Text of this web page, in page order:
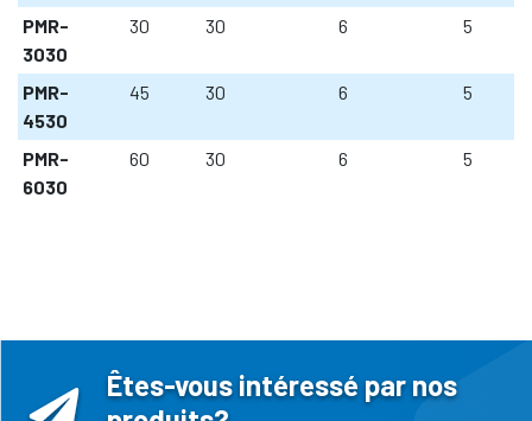
PMR-
3030
30 30 6 5
PMR-
4530
45 30 6 5
PMR-
6030
60 30 6 5
Êtes-vous intéressé par nos